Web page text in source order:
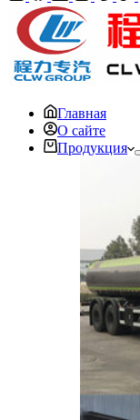
Главная
О сайте
Продукция